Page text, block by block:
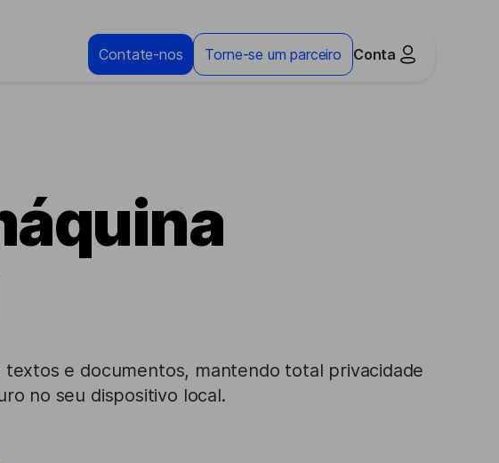
Contate-nos Torne-se um parceiro Conta
e documentos, mantendo total privacidade
no seu dispositivo local.